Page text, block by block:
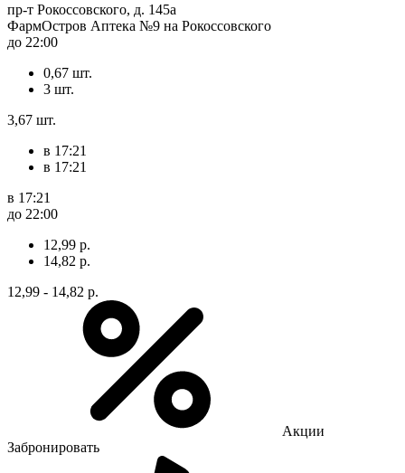
пр-т Рокоссовского, д. 145а
ФармОстров Аптека №9 на Рокоссовского
до 22:00
0,67 шт.
3 шт.
3,67 шт.
в 17:21
в 17:21
в 17:21
до 22:00
12,99 р.
14,82 р.
12,99 - 14,82 р.
Акции
Забронировать